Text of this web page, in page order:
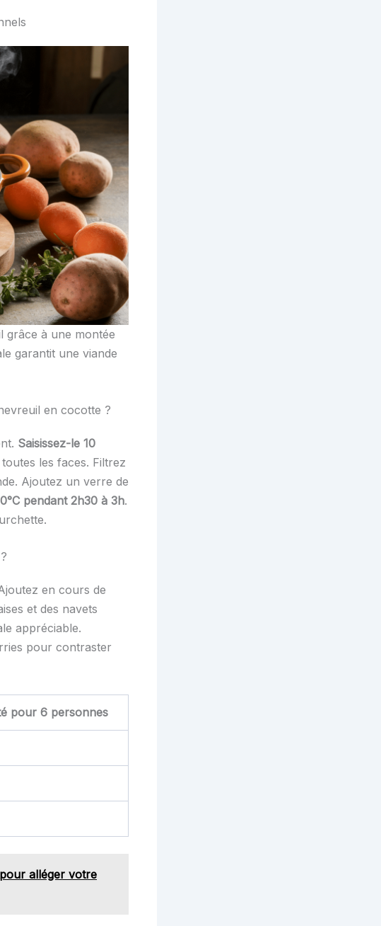
grâce à une montée
garantit une viande
en cocotte ?
Saisissez-le 10
les faces. Filtrez
Ajoutez un verre de
pendant 2h30 à 3h.
en cours de
et des navets
appréciable.
pour contraster
pour 6 personnes
alléger votre